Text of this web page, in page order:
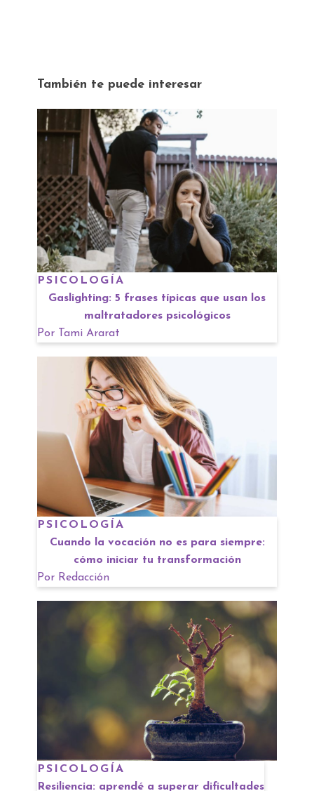
También te puede interesar
PSICOLOGÍA
Gaslighting: 5 frases típicas que usan los
maltratadores psicológicos
Por
Tami Ararat
PSICOLOGÍA
Cuando la vocación no es para siempre:
cómo iniciar tu transformación
Por Redacción
PSICOLOGÍA
Resiliencia: aprendé a superar dificultades